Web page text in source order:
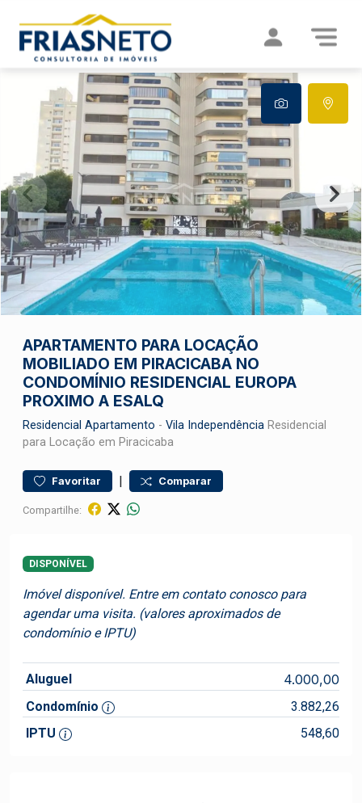
APARTAMENTO PARA LOCAÇÃO
MOBILIADO EM PIRACICABA NO
CONDOMÍNIO RESIDENCIAL EUROPA
PROXIMO A ESALQ
Residencial Apartamento - Vila Independência Residencial
para Locação em Piracicaba
Favoritar | Comparar
Compartilhe:
DISPONÍVEL
Imóvel disponível. Entre em contato conosco para
agendar uma visita. (valores aproximados de
condomínio e IPTU)
Aluguel 4.000,00
Condomínio
3.882,26
IPTU
548,60